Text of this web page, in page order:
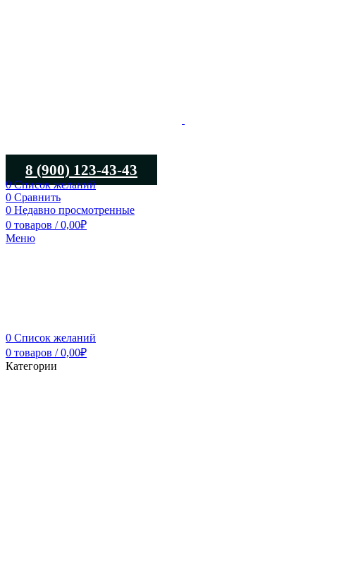
8 (900) 123-43-43
0Список желаний
0 Сравнить
0 Недавно просмотренные
0 товаров / 0,00₽
Меню
0 Список желаний
0 товаров / 0,00₽
Категории